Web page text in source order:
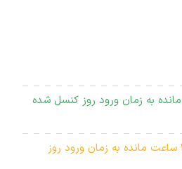
لغو رزرو در کمتر از 24 ساعت مانده به زمان ورود روز